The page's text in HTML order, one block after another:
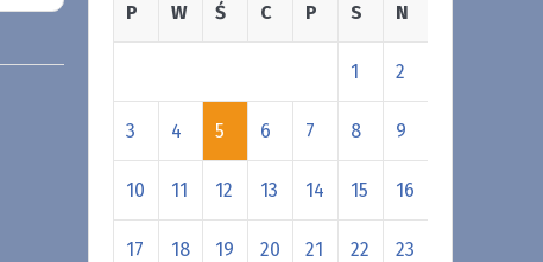
P W Ś C P S N
1 2
3 4 5 6 7 8 9
10 11 12 13 14 15 16
17 18 19 20 21 22 23